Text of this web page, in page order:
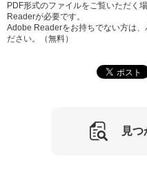
PDF形式のファイルをご覧いただく
Readerが必要です。
Adobe Readerをお持ちでない方は
ださい。（無料）
見